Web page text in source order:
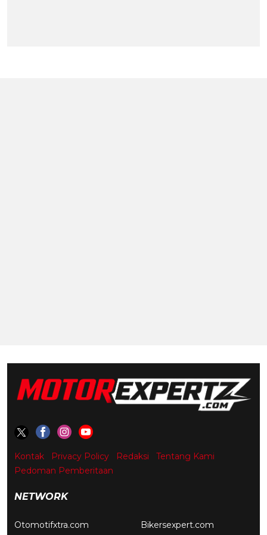
Kontak Privacy Policy Redaksi
Tentang Kami
Pedoman Pemberitaan
NETWORK
Otomotifxtra.com Bikersexpert.com